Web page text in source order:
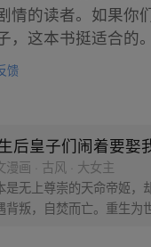
情的读者。如果你
，这本书挺适合的。
馈
后皇子们闹着要娶
漫画 · 古风 · 大女主
是无上尊崇的天命帝姬，
背叛，自焚而亡。重生为